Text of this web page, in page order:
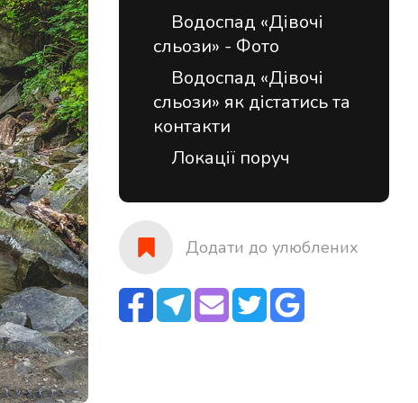
Водоспад «Дівочі
сльози» - Фото
Водоспад «Дівочі
сльози» як дістатись та
контакти
Локації поруч
Додати до улюблених